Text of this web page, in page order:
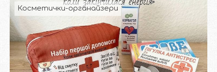
Косметички-органайзери